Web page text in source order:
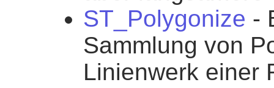
ST_Polygonize -
Sammlung von
Linienwerk einer